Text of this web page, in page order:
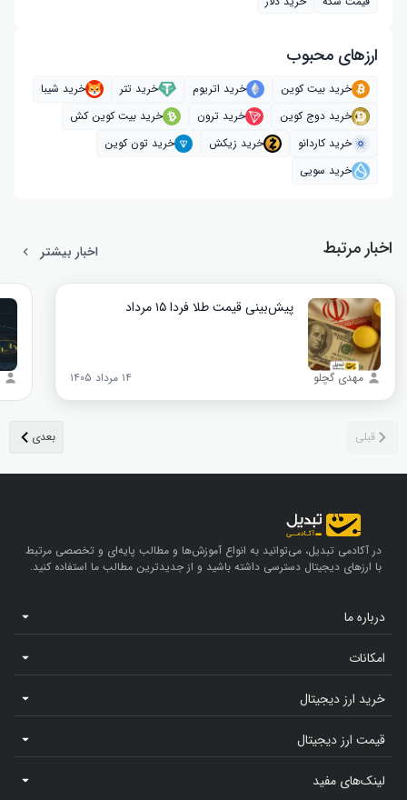
ارز‌های محبوب
خرید بیت کوین خرید اتریوم خرید تتر
خرید شیبا
خرید دوج کوین
خرید ترون
خرید بیت کوین کش
خرید کاردانو
خرید زیکش
خرید تون کوین
خرید سویی
اخبار مرتبط اخبار بیشتر
پیش‌بینی قیمت طلا فردا ۱۵ مرداد
مهدی گچلو ۱۴ مرداد ۱۴۰۵
در آکادمی تبدیل، می‌توانید به انواع آموزش‌ها و مطالب پایه‌ای و تخصصی مرتبط
با ارزهای دیجیتال دسترسی داشته باشید و از جدیدترین مطالب ما استفاده کنید.
درباره ما
امکانات
خرید ارز دیجیتال
قیمت ارز دیجیتال
لینک‌های مفید